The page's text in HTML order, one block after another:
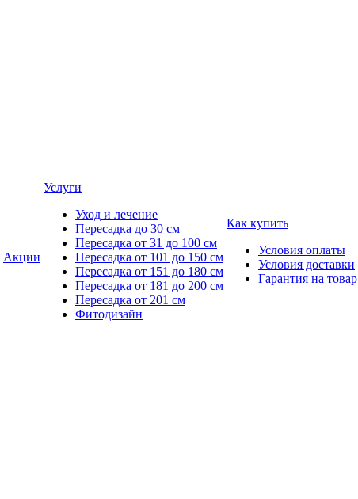
Акции
Услуги
Уход и лечение
Пересадка до 30 см
Пересадка от 31 до 100 см
Пересадка от 101 до 150 см
Пересадка от 151 до 180 см
Пересадка от 181 до 200 см
Пересадка от 201 см
Фитодизайн
Как купить
Условия оплаты
Условия доставки
Гарантия на товар